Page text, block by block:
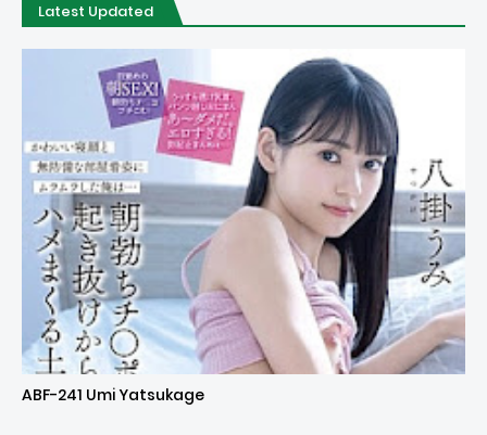
Latest Updated
Uncensored
ABF-241 Umi Yatsukage